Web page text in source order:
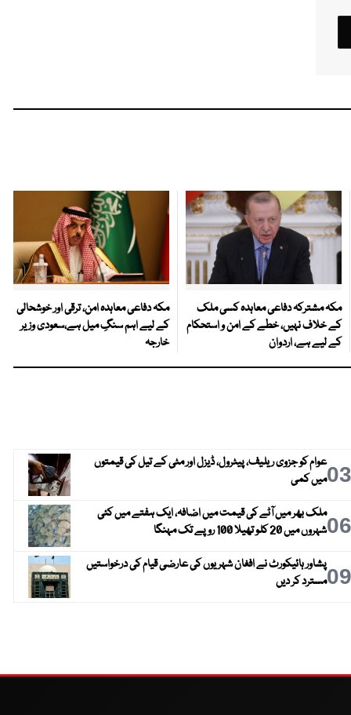
مکہ مشترکہ دفاعی معاہدہ کسی ملک
کے خلاف نہیں، خطے کے امن و استحکام
کے لیے ہے، اردوان
مکہ دفاعی معاہدہ امن، ترقی اور خوشحالی
کے لیے اہم سنگِ میل ہے،سعودی وزیر
خارجہ
03عوام کو جزوی ریلیف، پیٹرول، ڈیزل اور مٹی کے تیل کی قیمتوں
میں کمی
06ملک بھر میں آٹے کی قیمت میں اضافہ، ایک ہفتے میں کئی
شہروں میں 20 کلو تھیلا 100 روپے تک مہنگا
09پشاور ہائیکورٹ نے افغان شہریوں کی عارضی قیام کی درخواستیں
مسترد کر دیں